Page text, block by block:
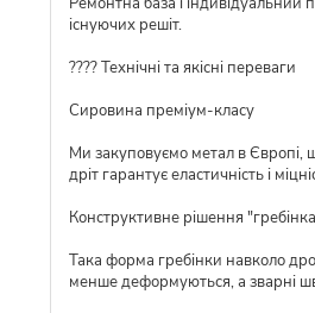
існуючих решіт.
???? Технічні та якісні переваги
Сировина преміум-класу
Ми закуповуємо метал в Європі,
дріт гарантує еластичність і
Конструктивне рішення
Така форма гребінки навколо
менше деформуються, а зварні